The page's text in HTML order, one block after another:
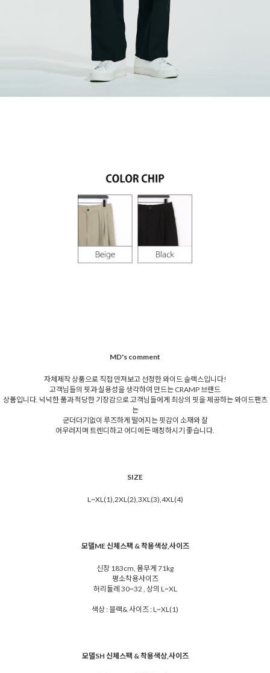
MD's comment
자체제작 상품으로 직접 만져보고 선정한 와이드 슬랙스입니다!
고객님들의 핏과 실용성을 생각하여 만드는 CRAMP 브랜드
상품입니다. 넉넉한 품과 적당한 기장감으로 고객님들에게 최상의 핏을 제공하는 와이드팬츠
는
군더더기없이 루즈하게 떨어지는 핏감이 소재와 잘
어우러지며 트렌디하고 어디에든 매칭하시기 좋습니다.
SIZE
L~XL(1),2XL(2),3XL(3),4XL(4)
모델ME 신체스팩 & 착용색상,사이즈
신장 183cm, 몸무게 71kg
평소착용사이즈
허리둘레 30~32 , 상의 L~XL
색상 : 블랙& 사이즈 : L~XL(1)
모델SH 신체스팩 & 착용색상,사이즈